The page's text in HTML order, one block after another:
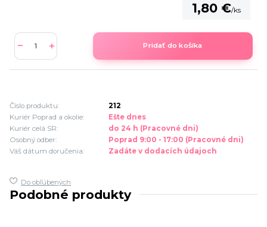
1,80 €/ks
Pridať do košíka
Číslo produktu:
212
Kuriér Poprad a okolie:
Ešte dnes
Kuriér celá SR:
do 24 h (Pracovné dni)
Osobný odber:
Poprad 9:00 - 17:00 (Pracovné dni)
Váš dátum doručenia:
Zadáte v dodacích údajoch
Do obľúbených
Podobné produkty